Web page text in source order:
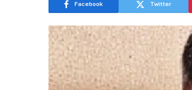
Facebook Twitter